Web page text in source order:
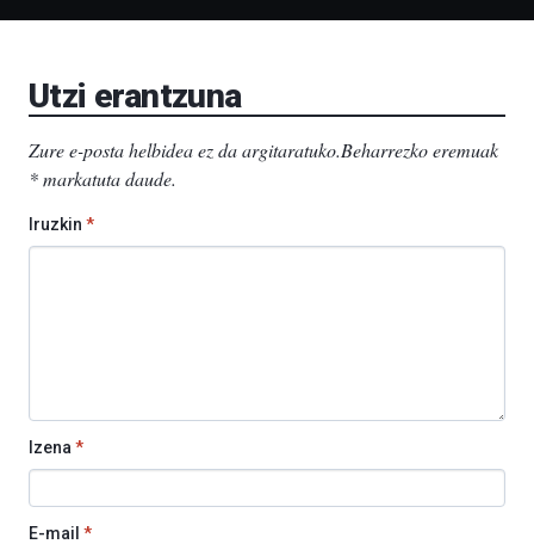
Utzi erantzuna
Zure e-posta helbidea ez da argitaratuko.Beharrezko eremuak
*markatuta daude.
Iruzkin *
Izena*
E-mail *